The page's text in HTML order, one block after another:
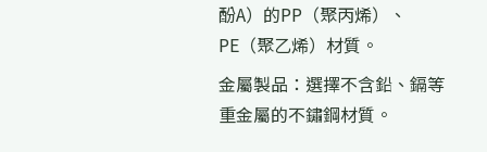
酚A）的PP（聚丙烯）、
PE（聚乙烯）材質。
金屬製品：選擇不含鉛、鎘等
重金屬的不鏽鋼材質。